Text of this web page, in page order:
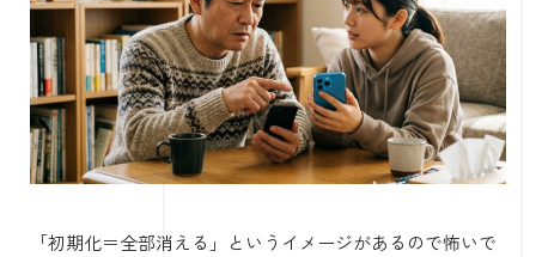
「初期化＝全部消える」というイメージがあるので怖いで